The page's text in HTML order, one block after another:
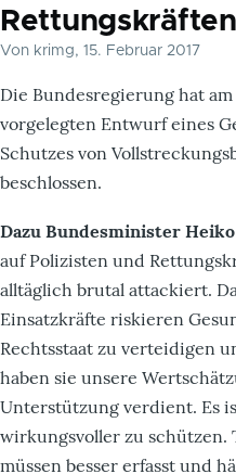
Rettungskräften
Von krimg, 15. Februar 2017
Die Bundesregierung hat
vorgelegten Entwurf eines
Schutzes von
beschlossen.
Dazu Bundesminister Heiko
auf Polizisten und
alltäglich brutal attackiert.
Einsatzkräfte riskieren
Rechtsstaat zu verteidigen
haben sie unsere
Unterstützung verdient. Es
wirkungsvoller zu schützen.
müssen besser erfasst und